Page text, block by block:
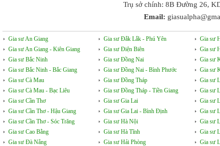
Trụ sở chính: 8B Đường 26,
Email:
Gia sư An Giang
Gia sư An Giang - Kiên Giang
Gia sư Bắc Ninh
Gia sư Bắc Ninh - Bắc Giang
Gia sư Cà Mau
Gia sư Cà Mau - Bạc Liêu
Gia sư Cần Thơ
Gia sư Cần Thơ - Hậu Giang
Gia sư Cần Thơ - Sóc Trăng
Gia sư Cao Bằng
Gia sư Đà Nẵng
Gia sư Đắk Lắk - Phú Yên
Gia sư Điện Biên
Gia sư Đồng Nai
Gia sư Đồng Nai - Bình Phước
Gia sư Đồng Tháp
Gia sư Đồng Tháp - Tiền Giang
Gia sư Gia Lai
Gia sư Gia Lai - Bình Định
Gia sư Hà Nội
Gia sư Hà Tĩnh
Gia sư Hải Phòng
Gia sư
Gia sư
Gia sư
Gia sư
Gia sư
Gia sư
Gia sư
Gia sư
Gia sư
Gia sư
Gia sư